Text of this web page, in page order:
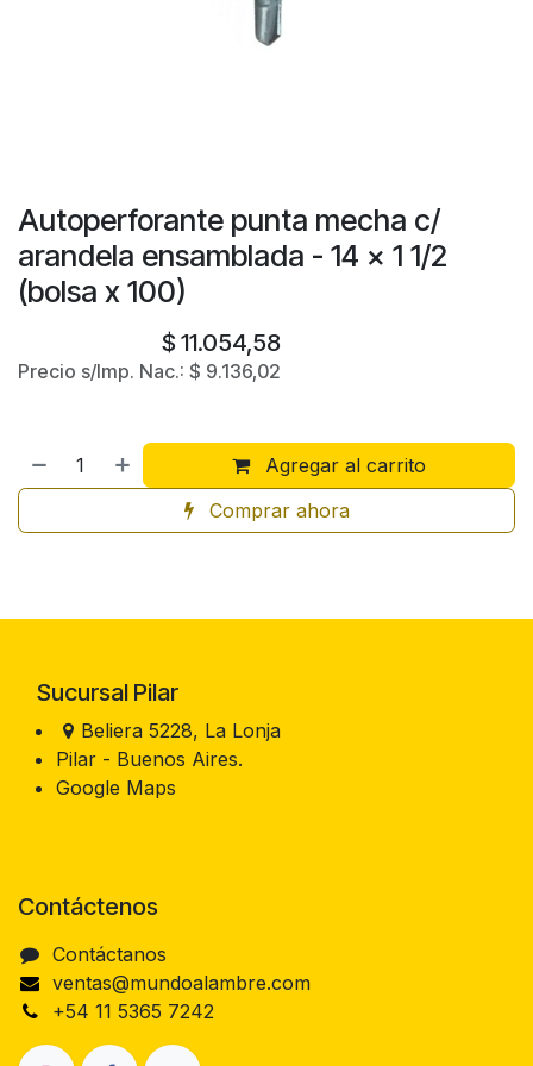
Autoperforante punta mecha c/
arandela ensamblada - 14 x 1 1/2
(bolsa x 100)
$ 11.054,58
Precio s/Imp. Nac.: $ 9.136,02
Agregar al carrito
Comprar ahora
Sucursal Pilar
Beliera 5228, La Lonja
Pilar - Buenos Aires.
Google Maps
Contáctenos
Contáctanos
ventas@mundoalambre.com
+54 11 5365 7242